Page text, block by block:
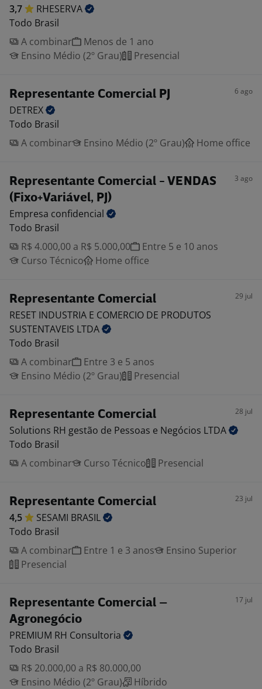
3,7
RHESERVA
Todo Brasil
A combinar
Menos de 1 ano
Ensino Médio (2º Grau)
Presencial
Representante Comercial PJ 6 ago
DETREX
Todo Brasil
A combinar
Ensino Médio (2º Grau) Home office
Representante Comercial - VENDAS
(Fixo+Variável, PJ)
3 ago
Empresa confidencial
Todo Brasil
R$ 4.000,00 a R$ 5.000,00
Entre 5 e 10 anos
Curso Técnico
Home office
Representante Comercial 29 jul
RESET INDUSTRIA E COMERCIO DE PRODUTOS
SUSTENTAVEIS LTDA
Todo Brasil
A combinar
Entre 3 e 5 anos
Ensino Médio (2º Grau)
Presencial
Representante Comercial 28 jul
Solutions RH gestão de Pessoas e Negócios LTDA
Todo Brasil
A combinar
Curso Técnico Presencial
Representante Comercial 23 jul
4,5 SESAMI BRASIL
Todo Brasil
A combinar
Entre 1 e 3 anos
Ensino Superior
Presencial
Representante Comercial –
Agronegócio
17 jul
PREMIUM RH Consultoria
Todo Brasil
R$ 20.000,00 a R$ 80.000,00
Ensino Médio (2º Grau)
Híbrido